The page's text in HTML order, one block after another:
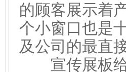
的顾客展示着
个小窗口也是
及公司的最直
宣传展板